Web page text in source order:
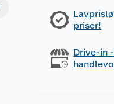
priser!
Drive-in